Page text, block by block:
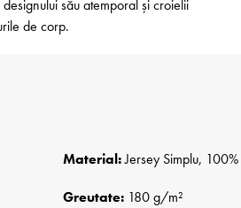
său atemporal și croielii
de corp.
Material:Jersey Simplu,
Greutate:180 g/m²